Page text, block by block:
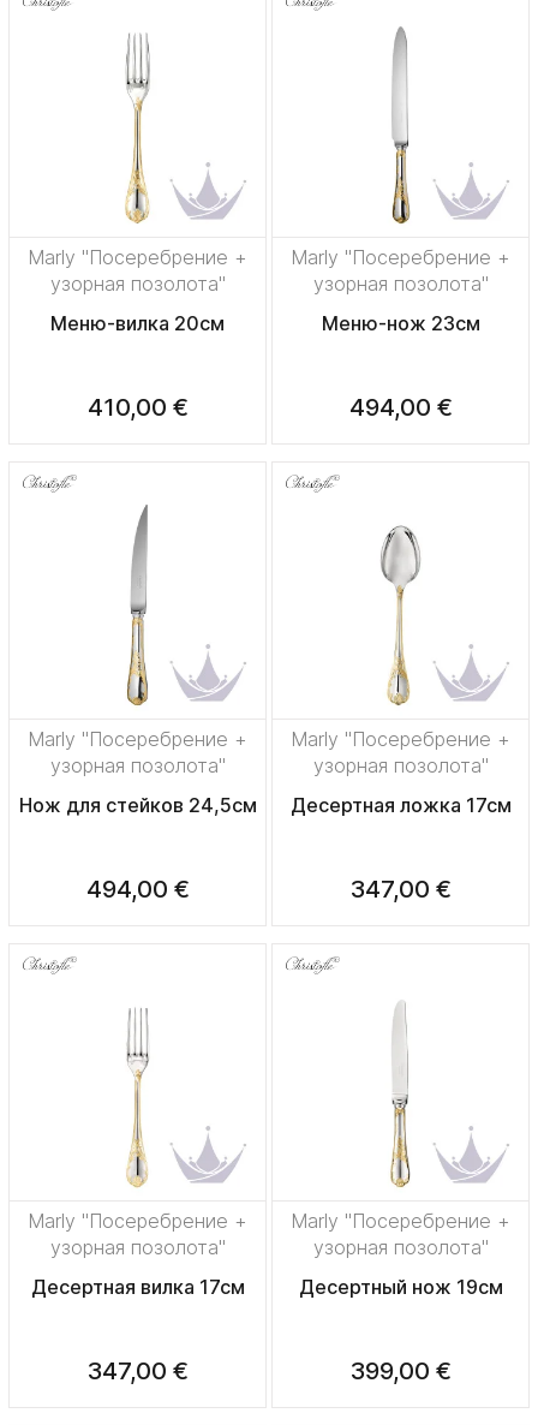
Marly "Посеребрение +
узорная позолота"
Меню-вилка 20см
410,00 €
Marly "Посеребрение +
узорная позолота"
Меню-нож 23см
494,00 €
Marly "Посеребрение +
узорная позолота"
Нож для стейков 24,5см
494,00 €
Marly "Посеребрение +
узорная позолота"
Десертная ложка 17см
347,00 €
Marly "Посеребрение +
узорная позолота"
Десертная вилка 17см
347,00 €
Marly "Посеребрение +
узорная позолота"
Десертный нож 19см
399,00 €